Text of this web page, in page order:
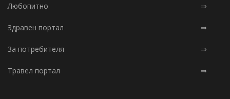
Любопитно ⇒
Здравен портал ⇒
За потребителя ⇒
Травел портал ⇒